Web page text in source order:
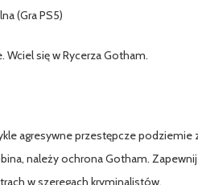
(Gra PS5)
się w Rycerza Gotham.
agresywne przestępcze podziemie
należy ochrona Gotham.